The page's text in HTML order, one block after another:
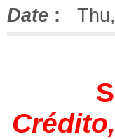
Date : Thu,